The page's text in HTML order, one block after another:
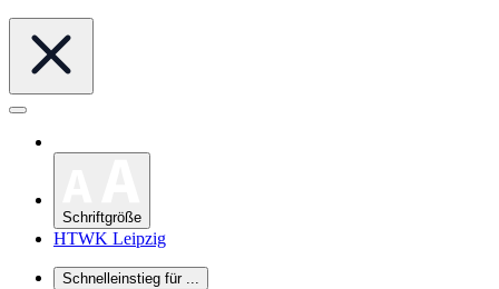
Schriftgröße
HTWK Leipzig
Schnelleinstieg für ...